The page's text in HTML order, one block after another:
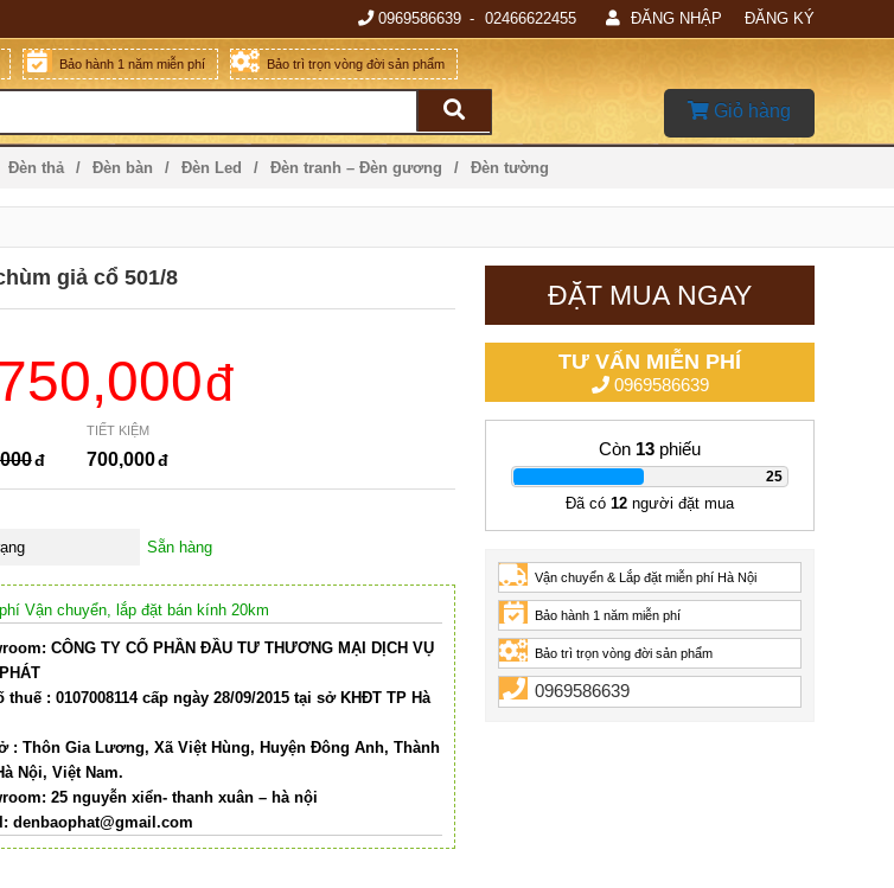
0969586639 02466622455 ĐĂNG NHẬP ĐĂNG KÝ
Bảo hành 1 năm miễn phí Bảo trì trọn vòng đời sản phẩm
Giỏ hàng
Đèn thả Đèn bàn Đèn Led Đèn tranh – Đèn gương Đèn tường
giả cổ 501/8
TIẾT KIỆM
700,000
Sẵn hàng
Vận chuyển, lắp đặt bán kính 20km
CÔNG TY CỔ PHẦN ĐẦU TƯ THƯƠNG MẠI DỊCH VỤ
thuế : 0107008114 cấp ngày 28/09/2015 tại sở KHĐT TP Hà
: Thôn Gia Lương, Xã Việt Hùng, Huyện Đông Anh, Thành
Nội, Việt Nam.
25 nguyễn xiển- thanh xuân – hà nội
denbaophat@gmail.com
ĐẶT MUA NGAY
TƯ VẤN MIỄN PHÍ
0969586639
Còn 13 phiếu
25
|
Đã có12 người đặt mua
Vận chuyển & Lắp đặt miễn phí Hà Nội
Bảo hành 1 năm miễn phí
Bảo trì trọn vòng đời sản phẩm
0969586639